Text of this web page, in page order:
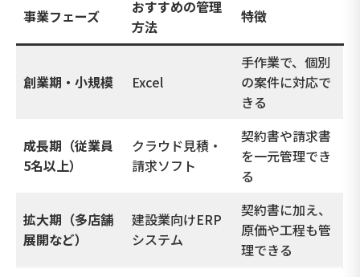
事業フェーズ
おすすめの管理
方法
特徴
創業期・小規模 Excel
手作業で、個別
の案件に対応で
きる
成長期（従業員
5名以上）
クラウド見積・
請求ソフト
契約書や請求書
を一元管理でき
る
拡大期（多店舗
展開など）
建設業向けERP
システム
契約書に加え、
原価や工程も管
理できる